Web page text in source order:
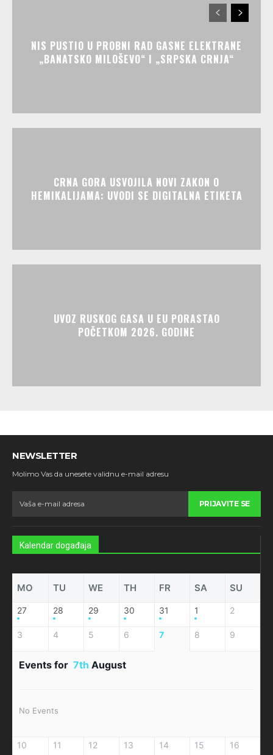
NIS PUSTIO U PROBNI RAD GASNE ELEKTRANE
„BANATSKO MILOŠEVO“ I „SRPSKA CRNJA“
CRNA GORA USVOJILA NOVI ZAKON O
HEMIKALIJAMA: UVODI SE DIGITALNA ETIKETA
UVOZ RUSKOG GASA U EU PORASTAO
POČETKOM 2026. GODINE
NEWSLETTER
Molimo Vas da unesete validnu e-mail adresu
PRIJAVITE SE
Kalendar događaja
MO TU WE TH FR SA SU
27 28 29 30 31 1 2
3 4 5 6 7 8 9
Events for 7th August
No Events
10 11 12 13 14 15 16